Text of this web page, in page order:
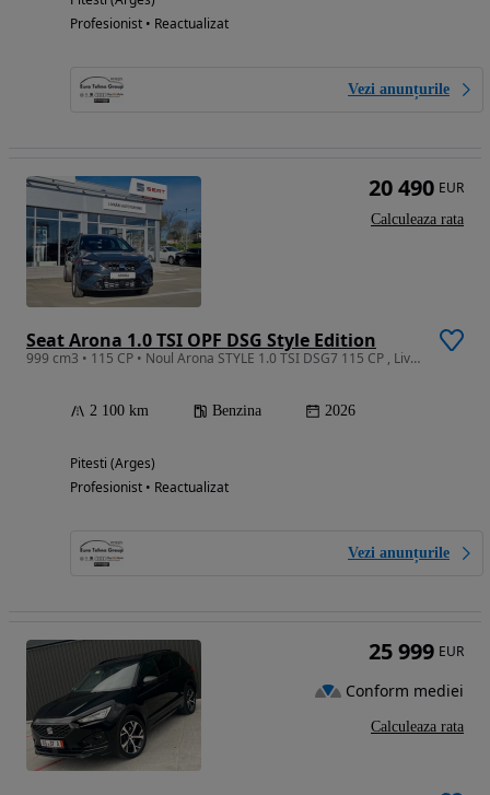
Profesionist • Reactualizat
Vezi anunțurile
Seat Arona 1.0 TSI OPF DSG Style Edition
999 cm3 • 115 CP • Noul Arona STYLE 1.0 TSI DSG7 115 CP , Livrare imediata ;
2 100 km Benzina 2026
Pitesti (Arges)
Profesionist • Reactualizat
Vezi anunțurile
20 490 EUR
Calculeaza rata
25 999 EUR
Conform mediei
Calculeaza rata